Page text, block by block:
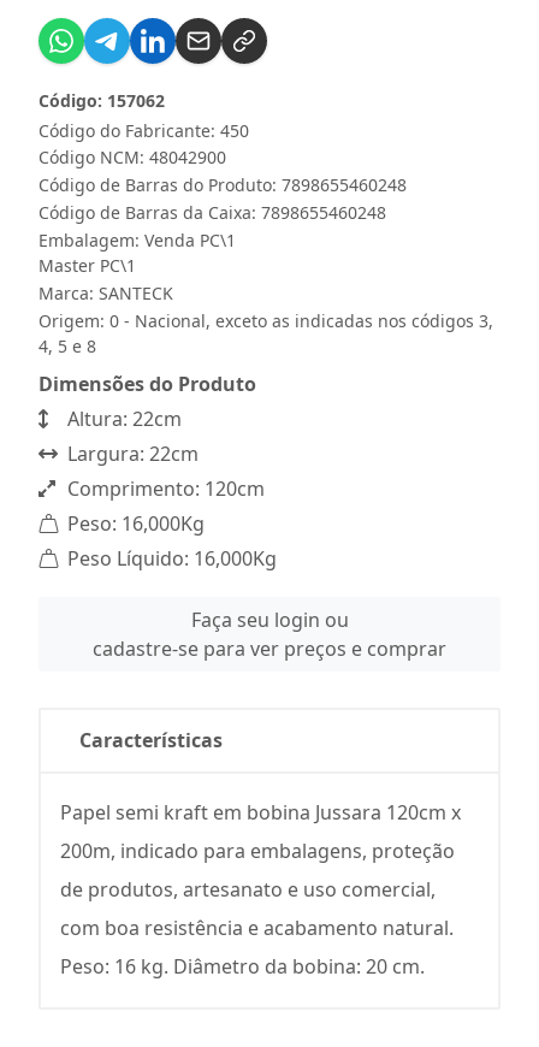
Código do Fabricante: 450
Código: 157062
Código NCM: 48042900
Código de Barras do Produto: 7898655460248
Código de Barras da Caixa: 7898655460248
Embalagem: Venda PC\1
Master PC\1
Marca: SANTECK
Origem: 0 - Nacional, exceto as indicadas nos códigos 3,
4, 5 e 8
Dimensões do Produto
Altura: 22cm
Largura: 22cm
Comprimento: 120cm
Peso: 16,000Kg
Peso Líquido: 16,000Kg
Faça seu login ou
cadastre-se para ver preços e comprar
Características
Papel semi kraft em bobina Jussara 120cm x
200m, indicado para embalagens, proteção
de produtos, artesanato e uso comercial,
com boa resistência e acabamento natural.
Peso: 16 kg. Diâmetro da bobina: 20 cm.